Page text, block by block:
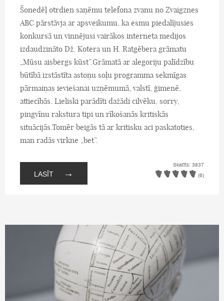
Šonedēļ otrdien saņēmu telefona zvanu no Zvaigznes
ABC pārstāvja ar apsveikumu, ka esmu piedalījusies
konkursā un vinnējusi vairākos interneta medijos
izdaudzināto Dž. Kotera un H. Ratgēbera grāmatu
„Mūsu aisbergs kūst”.Grāmatā ar alegoriju palīdzību
būtībā izstāstīta astoņu soļu programma sekmīgas
pārmaiņas ieviešanai uzņēmumā, valstī, ģimenē,
attiecībās. Lieliski parādīti dažādi cilvēku, sorry,
pingvīnu rakstura tipi un rīkošanās kritiskās
situācijās.Tomēr beigās tā ar kritisku aci paskatoties,
man radās virkne „bet”.
LASĪT →
Skatīts: 3837
(6)